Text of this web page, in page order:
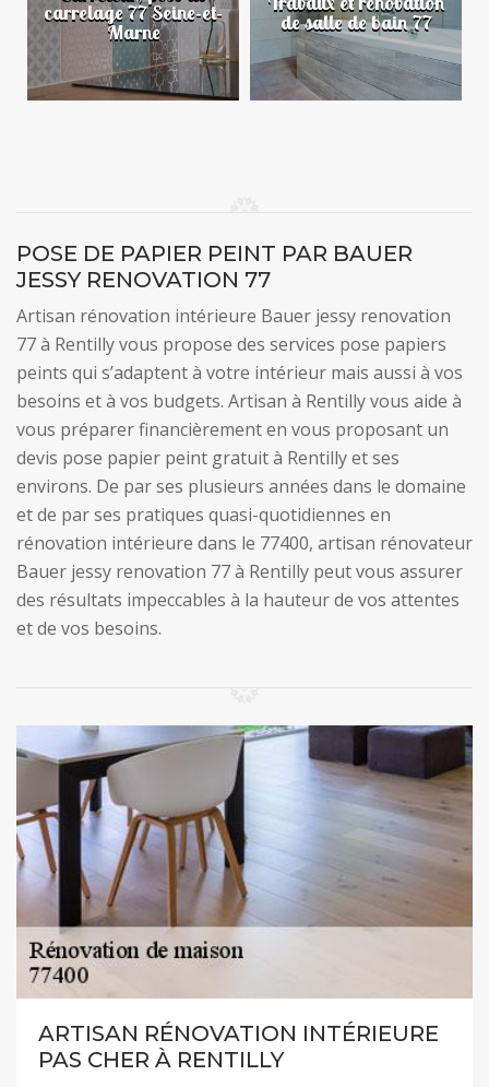
carrelage 77 Seine-et-
Marne de salle de bain 77
POSE DE PAPIER PEINT PAR BAUER
JESSY RENOVATION 77
Artisan rénovation intérieure Bauer jessy renovation
77 à Rentilly vous propose des services pose papiers
peints qui s’adaptent à votre intérieur mais aussi à vos
besoins et à vos budgets. Artisan à Rentilly vous aide à
vous préparer financièrement en vous proposant un
devis pose papier peint gratuit à Rentilly et ses
environs. De par ses plusieurs années dans le domaine
et de par ses pratiques quasi-quotidiennes en
rénovation intérieure dans le 77400, artisan rénovateur
Bauer jessy renovation 77 à Rentilly peut vous assurer
des résultats impeccables à la hauteur de vos attentes
et de vos besoins.
ARTISAN RÉNOVATION INTÉRIEURE
PAS CHER À RENTILLY